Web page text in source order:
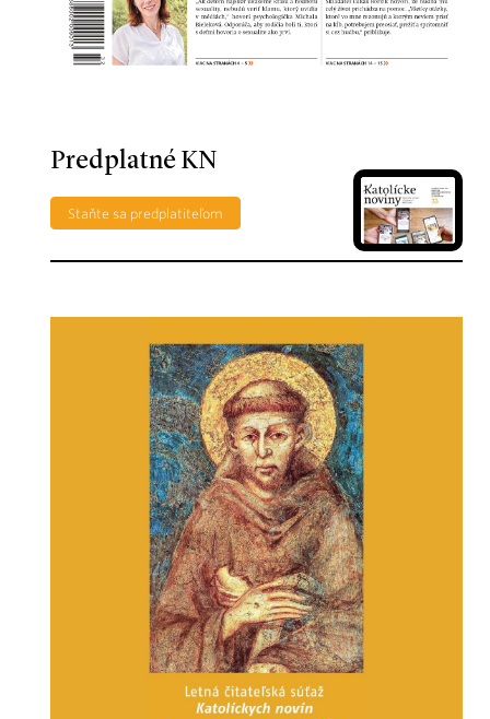
Predplatné KN
Staňte sa predplatiteľom